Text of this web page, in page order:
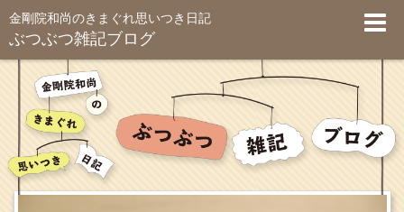
金剛院和尚のきまぐれ思いつき日記
ぶつぶつ雑記ブログ